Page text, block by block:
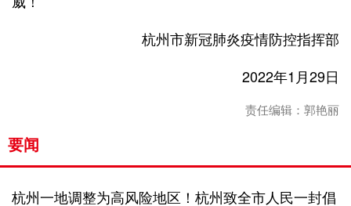
杭州市新冠肺炎疫情防控指挥部
2022年1月29日
责任编辑：郭艳丽
要闻
杭州一地调整为高风险地区！杭州致全市人民一封倡